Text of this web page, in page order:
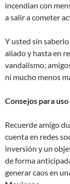
incendian con
a salir a cometer
Y usted sin
aliado y hasta en
vandalismo;
ni mucho menos
Consejos para
Recuerde amigo
cuenta en redes
inversión y un
de forma
generar caos en